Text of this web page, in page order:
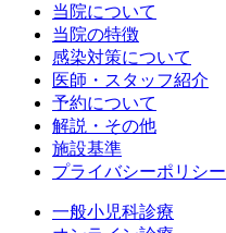
当院について
当院の特徴
感染対策について
医師・スタッフ紹介
予約について
解説・その他
施設基準
プライバシーポリシー
一般小児科診療